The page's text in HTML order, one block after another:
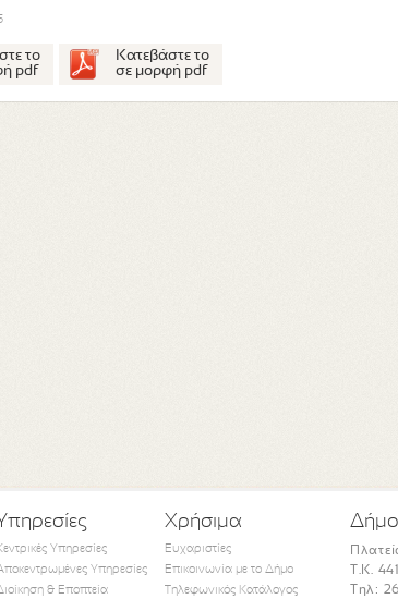
το
pdf
Κατεβάστε το
σε μορφή pdf
Υπηρεσίες
Υπηρεσίες
& Εποπτεία
Χρήσιμα
Ευχαριστίες
Επικοινωνία με το Δήμο
Τηλεφωνικός Κατάλογος
Τ.Κ.
Τηλ: